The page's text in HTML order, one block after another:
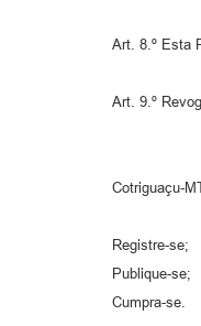
Art. 8.º Esta
Art. 9.º
Cotriguaçu-
Registre-se;
Publique-se;
Cumpra-se.